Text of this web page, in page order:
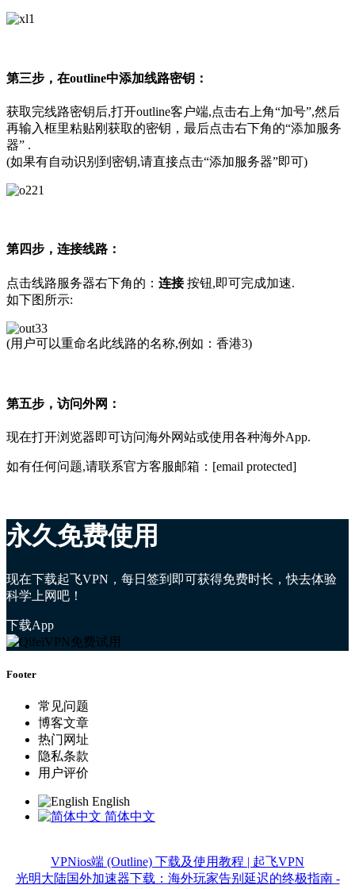
第三步，在outline中添加线路密钥：
获取完线路密钥后,打开outline客户端,点击右上角“加号”,然后
再输入框里粘贴刚获取的密钥，最后点击右下角的“添加服务
器” .
(如果有自动识别到密钥,请直接点击“添加服务器”即可)
第四步，连接线路：
点击线路服务器右下角的： 连接按钮,即可完成加速.
如下图所示:
(用户可以重命名此线路的名称,例如：香港3)
第五步，访问外网：
现在打开浏览器即可访问海外网站或使用各种海外App.
如有任何问题,请联系官方客服邮箱：[email protected]
永久免费使用
现在下载起飞VPN，每日签到即可获得免费时长，快去体验
科学上网吧！
下载App
Footer
常见问题
博客文章
热门网址
隐私条款
用户评价
English
简体中文
VPNios端 (Outline) 下载及使用教程 | 起飞VPN
光明大陆国外加速器下载：海外玩家告别延迟的终极指南 -